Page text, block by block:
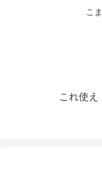
こ
これ使え